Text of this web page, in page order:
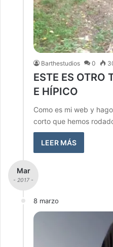
Barthestudios 0
ESTE ES OTRO
E HÍPICO
Como es mi web y
corto que hemos
LEER MÁS
Mar
- 2017 -
8 marzo